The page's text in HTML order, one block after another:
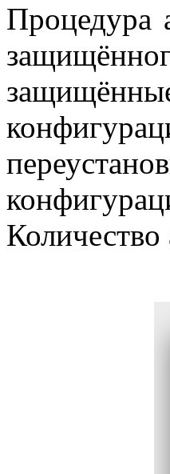
Процедура